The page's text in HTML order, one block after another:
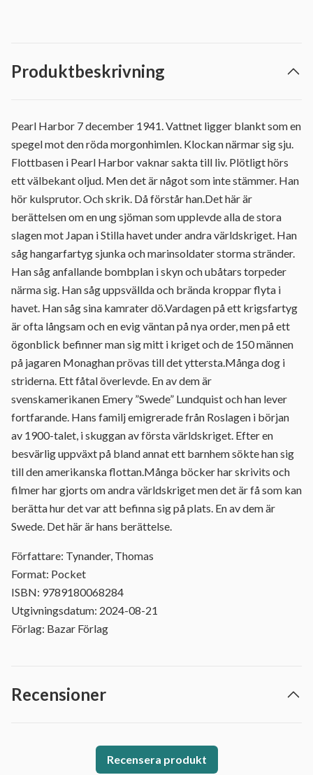
Produktbeskrivning
Pearl Harbor 7 december 1941. Vattnet ligger blankt som en
spegel mot den röda morgonhimlen. Klockan närmar sig sju.
Flottbasen i Pearl Harbor vaknar sakta till liv. Plötligt hörs
ett välbekant oljud. Men det är något som inte stämmer. Han
hör kulsprutor. Och skrik. Då förstår han.Det här är
berättelsen om en ung sjöman som upplevde alla de stora
slagen mot Japan i Stilla havet under andra världskriget. Han
såg hangarfartyg sjunka och marinsoldater storma stränder.
Han såg anfallande bombplan i skyn och ubåtars torpeder
närma sig. Han såg uppsvällda och brända kroppar flyta i
havet. Han såg sina kamrater dö.Vardagen på ett krigsfartyg
är ofta långsam och en evig väntan på nya order, men på ett
ögonblick befinner man sig mitt i kriget och de 150 männen
på jagaren Monaghan prövas till det yttersta.Många dog i
striderna. Ett fåtal överlevde. En av dem är
svenskamerikanen Emery ”Swede” Lundquist och han lever
fortfarande. Hans familj emigrerade från Roslagen i början
av 1900-talet, i skuggan av första världskriget. Efter en
besvärlig uppväxt på bland annat ett barnhem sökte han sig
till den amerikanska flottan.Många böcker har skrivits och
filmer har gjorts om andra världskriget men det är få som kan
berätta hur det var att befinna sig på plats. En av dem är
Swede. Det här är hans berättelse.
Författare: Tynander, Thomas
Format: Pocket
ISBN: 9789180068284
Utgivningsdatum: 2024-08-21
Förlag: Bazar Förlag
Recensioner
Recensera produkt